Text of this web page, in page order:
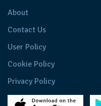
About
Contact Us
User Policy
Cookie Policy
Privacy Policy